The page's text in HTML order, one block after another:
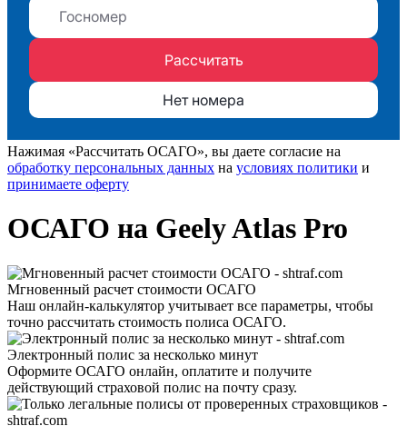
Нажимая «Рассчитать ОСАГО», вы даете согласие на
обработку персональных данных на условиях политики и
принимаете оферту
ОСАГО на Geely Atlas Pro
Мгновенный расчет стоимости ОСАГО
Наш онлайн-калькулятор учитывает все параметры, чтобы
точно рассчитать стоимость полиса ОСАГО.
Электронный полис за несколько минут
Оформите ОСАГО онлайн, оплатите и получите
действующий страховой полис на почту сразу.